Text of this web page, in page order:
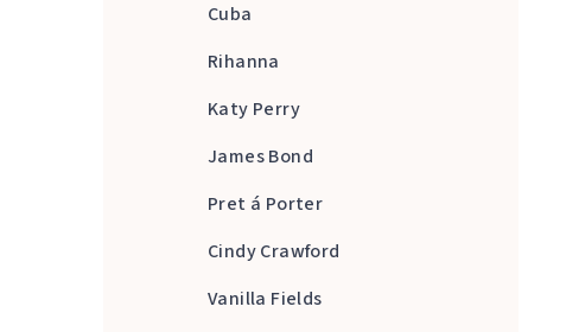
Cuba
Rihanna
Katy Perry
James Bond
Pret á Porter
Cindy Crawford
Vanilla Fields